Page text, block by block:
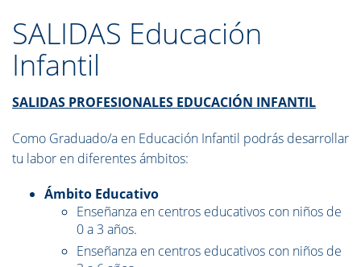
SALIDAS Educación
Infantil
SALIDAS PROFESIONALES EDUCACIÓN INFANTIL
Como Graduado/a en Educación Infantil podrás desarrollar
tu labor en diferentes ámbitos:
Ámbito Educativo
Enseñanza en centros educativos con niños de
0 a 3 años.
Enseñanza en centros educativos con niños de